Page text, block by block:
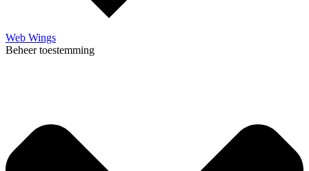
Web Wings
Beheer toestemming